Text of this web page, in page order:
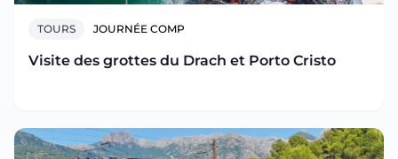
TOURS JOURNÉE COMP
Visite des grottes du Drach et Porto Cristo